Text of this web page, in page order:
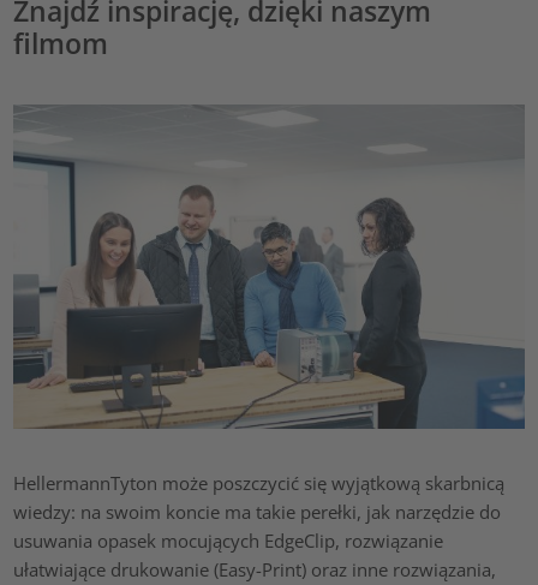
Znajdź inspirację, dzięki naszym
filmom
HellermannTyton może poszczycić się wyjątkową skarbnicą
wiedzy: na swoim koncie ma takie perełki, jak narzędzie do
usuwania opasek mocujących EdgeClip, rozwiązanie
ułatwiające drukowanie (Easy-Print) oraz inne rozwiązania,